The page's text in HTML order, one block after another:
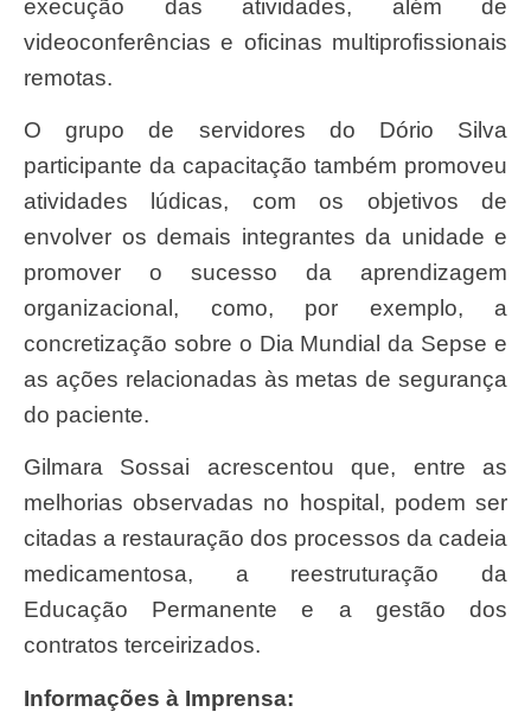
execução das atividades, além de
videoconferências e oficinas multiprofissionais
remotas.
O grupo de servidores do Dório Silva
participante da capacitação também promoveu
atividades lúdicas, com os objetivos de
envolver os demais integrantes da unidade e
promover o sucesso da aprendizagem
organizacional, como, por exemplo, a
concretização sobre o Dia Mundial da Sepse e
as ações relacionadas às metas de segurança
do paciente.
Gilmara Sossai acrescentou que, entre as
melhorias observadas no hospital, podem ser
citadas a restauração dos processos da cadeia
medicamentosa, a reestruturação da
Educação Permanente e a gestão dos
contratos terceirizados.
Informações à Imprensa: